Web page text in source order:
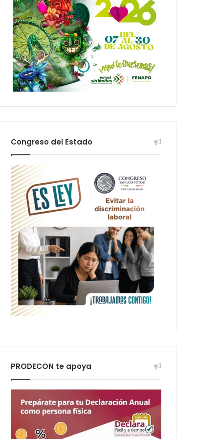
Congreso del Estado
PRODECON te apoya